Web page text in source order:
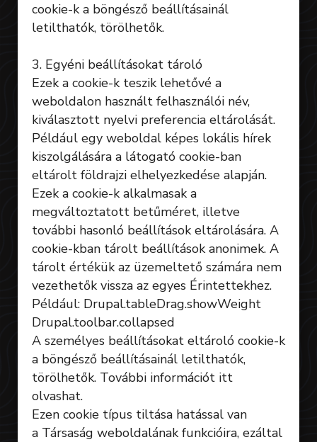
cookie-k a böngésző beállításainál
letilthatók, törölhetők.
3. Egyéni beállításokat tároló
Ezek a cookie-k teszik lehetővé a
weboldalon használt felhasználói név,
kiválasztott nyelvi preferencia eltárolását.
Például egy weboldal képes lokális hírek
kiszolgálására a látogató cookie-ban
eltárolt földrajzi elhelyezkedése alapján.
Ezek a cookie-k alkalmasak a
megváltoztatott betűméret, illetve
további hasonló beállítások eltárolására. A
cookie-kban tárolt beállítások anonimek. A
tárolt értékük az üzemeltető számára nem
vezethetők vissza az egyes Érintettekhez.
Például: Drupal.tableDrag.showWeight
Drupal.toolbar.collapsed
A személyes beállításokat eltároló cookie-k
a böngésző beállításainál letilthatók,
törölhetők. További információt itt
olvashat.
Ezen cookie típus tiltása hatással van
a Társaság weboldalának funkcióira, ezáltal